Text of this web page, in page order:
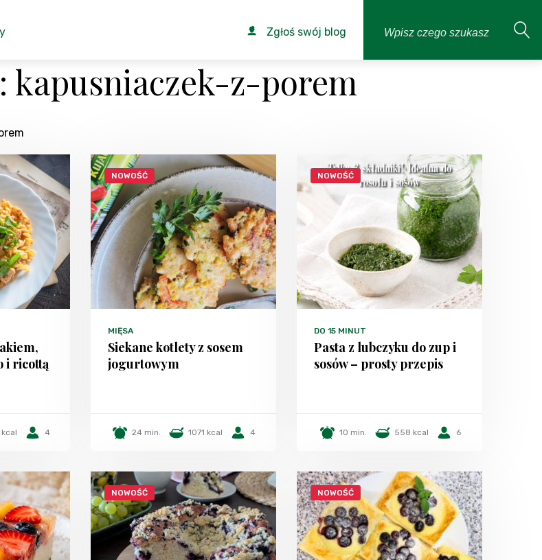
Zgłoś swój blog
z-porem
i ricottą
kcal 4
NOWOŚĆ
MIĘSA
Siekane kotlety z sosem
jogurtowym
24 min. 1071 kcal 4
NOWOŚĆ
DO 15 MINUT
Pasta z lubczyku do zup i
sosów – prosty przepis
10 min. 558 kcal 6
NOWOŚĆ NOWOŚĆ